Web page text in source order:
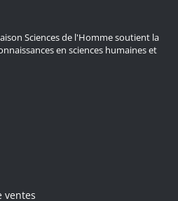
Sciences de l'Homme soutient la
en sciences humaines et
ventes